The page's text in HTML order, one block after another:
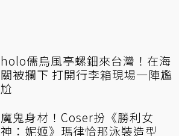
holo儒烏風亭螺鈿來台灣！在海
關被攔下 打開行李箱現場一陣尷
尬
魔鬼身材！Coser扮《勝利女
神：妮姬》瑪律恰那泳裝造型